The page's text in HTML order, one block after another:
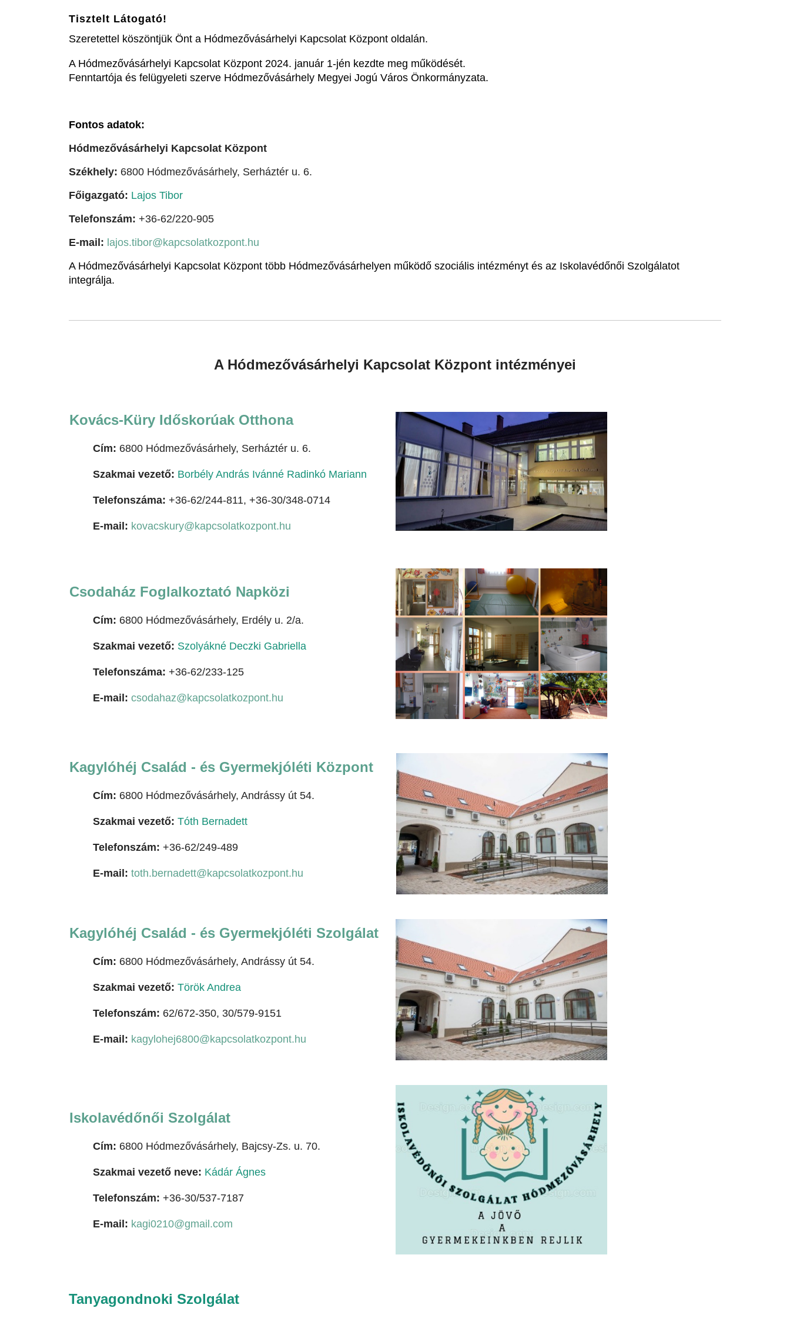
Tisztelt Látogató!
Szeretettel köszöntjük Önt a Hódmezővásárhelyi Kapcsolat Központ oldalán.
A Hódmezővásárhelyi Kapcsolat Központ 2024. január 1-jén kezdte meg működését.
Fenntartója és felügyeleti szerve Hódmezővásárhely Megyei Jogú Város Önkormányzata.
Fontos adatok:
Hódmezővásárhelyi Kapcsolat Központ
Székhely: 6800 Hódmezővásárhely, Serháztér u. 6.
Főigazgató: Lajos Tibor
Telefonszám: +36-62/220-905
E-mail: lajos.tibor@kapcsolatkozpont.hu
A Hódmezővásárhelyi Kapcsolat Központ több Hódmezővásárhelyen működő szociális intézményt és az Iskolavédőnői Szolgálatot
integrálja.
A Hódmezővásárhelyi Kapcsolat Központ intézményei
Kovács-Küry Időskorúak Otthona
Cím: 6800 Hódmezővásárhely, Serháztér u. 6.
Szakmai vezető: Borbély András Ivánné Radinkó Mariann
Telefonszáma: +36-62/244-811, +36-30/348-0714
E-mail: kovacskury@kapcsolatkozpont.hu
Csodaház Foglalkoztató Napközi
Cím: 6800 Hódmezővásárhely, Erdély u. 2/a.
Szakmai vezető: Szolyákné Deczki Gabriella
Telefonszáma: +36-62/233-125
E-mail: csodahaz@kapcsolatkozpont.hu
Kagylóhéj Család - és Gyermekjóléti Központ
Cím: 6800 Hódmezővásárhely, Andrássy út 54.
Szakmai vezető: Tóth Bernadett
Telefonszám: +36-62/249-489
E-mail: toth.bernadett@kapcsolatkozpont.hu
Kagylóhéj Család - és Gyermekjóléti Szolgálat
Cím: 6800 Hódmezővásárhely, Andrássy út 54.
Szakmai vezető: Török Andrea
Telefonszám: 62/672-350, 30/579-9151
E-mail: kagylohej6800@kapcsolatkozpont.hu
Iskolavédőnői Szolgálat
Cím: 6800 Hódmezővásárhely, Bajcsy-Zs. u. 70.
Szakmai vezető neve: Kádár Ágnes
Telefonszám: +36-30/537-7187
E-mail: kagi0210@gmail.com
Tanyagondnoki Szolgálat